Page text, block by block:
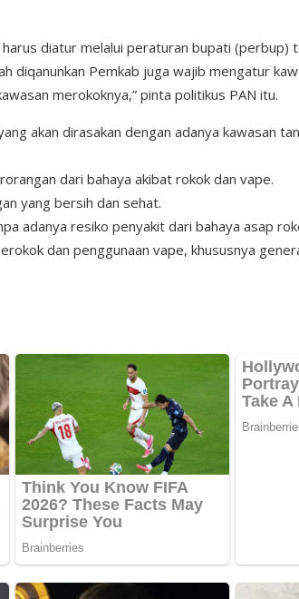
diatur melalui peraturan bupati (perbup)
diqanunkan Pemkab juga wajib mengatur
merokoknya,” pinta politikus PAN itu.
akan dirasakan dengan adanya kawasan
dari bahaya akibat rokok dan vape.
yang bersih dan sehat.
adanya resiko penyakit dari bahaya asap
dan penggunaan vape, khususnya